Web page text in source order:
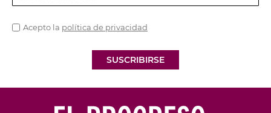
SUSCRIBIRSE
Acepto la política de privacidad